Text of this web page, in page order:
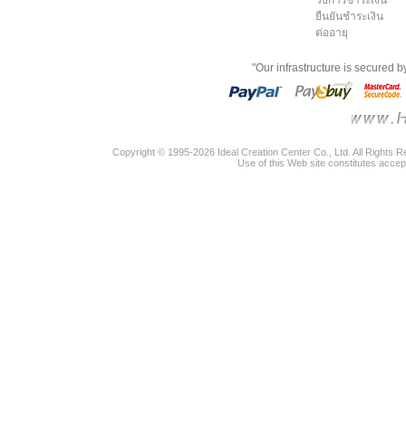
ยืนยันชำระเงิน
ต่ออายุ
"Our infrastructure is secured
Copyright © 1995-2026 Ideal Creation Center Co., Ltd. All Rights
Use of this Web site constitutes